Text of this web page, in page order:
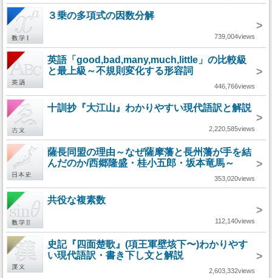
３乗の多項式の因数分解
>
739,004views
英語「good,bad,many,much,little」の比較級
と最上級～不規則変化する形容詞
>
446,766views
十訓抄『大江山』わかりやすい現代語訳と解説
>
2,220,585views
薩長同盟の理由～なぜ薩摩藩と長州藩が手を結
んだのか/西郷隆盛・桂小五郎・坂本竜馬～
>
353,020views
共役な複素数
>
112,140views
史記『四面楚歌』(項王軍壁垓下〜)わかりやす
い現代語訳・書き下し文と解説
>
2,603,332views